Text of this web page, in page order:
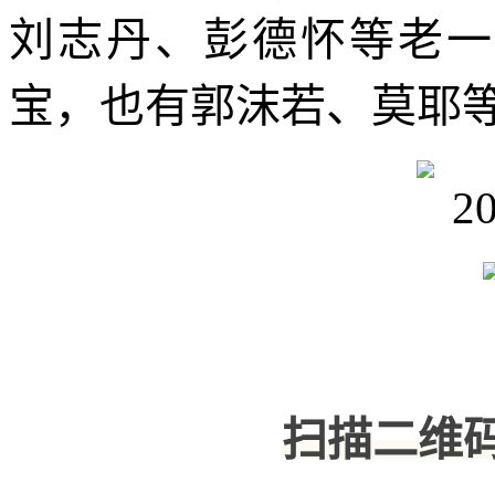
刘志丹、彭德怀等老
宝，也有郭沫若、莫耶
扫描二维